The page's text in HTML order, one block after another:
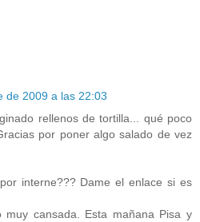
de 2009 a las 22:03
rellenos de tortilla... qué poco
por poner algo salado de vez
interne??? Dame el enlace si es
muy cansada. Esta mañana Pisa y